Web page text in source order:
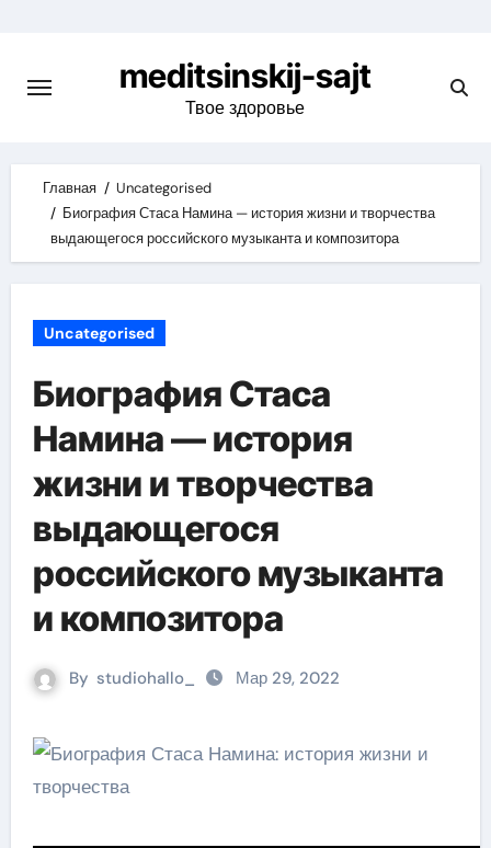
content
meditsinskij-sajt
Твое здоровье
Главная
Uncategorised
Биография Стаса Намина — история жизни и творчества
выдающегося российского музыканта и композитора
Uncategorised
Биография Стаса
Намина — история
жизни и творчества
выдающегося
российского музыканта
и композитора
By studiohallo_ Мар 29, 2022